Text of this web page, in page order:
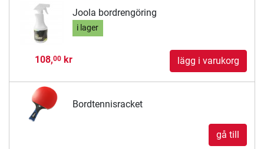
Joola bordrengöring
i lager
108,00kr lägg i varukorg
Bordtennisracket
gå till